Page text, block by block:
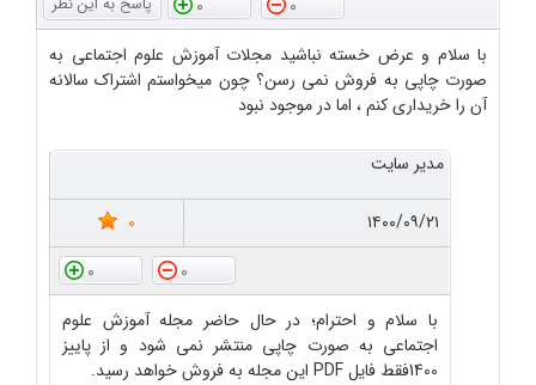
0
0
با سلام و عرض خسته نباشید مجلات آموزش علوم اجتماعی به
صورت چاپی به فروش نمی رسن؟ چون میخواستم اشتراک سالانه
آن را خریداری کنم ، اما در موجود نبود
مدیر سایت
۱۴۰۰/۰۹/۲۱
0
0
0
با سلام و احترام؛ در حال حاضر مجله آموزش علوم
اجتماعی به صورت چاپی منتشر نمی شود و از پاییز
1400فقط فایل PDF این مجله به فروش خواهد رسید.